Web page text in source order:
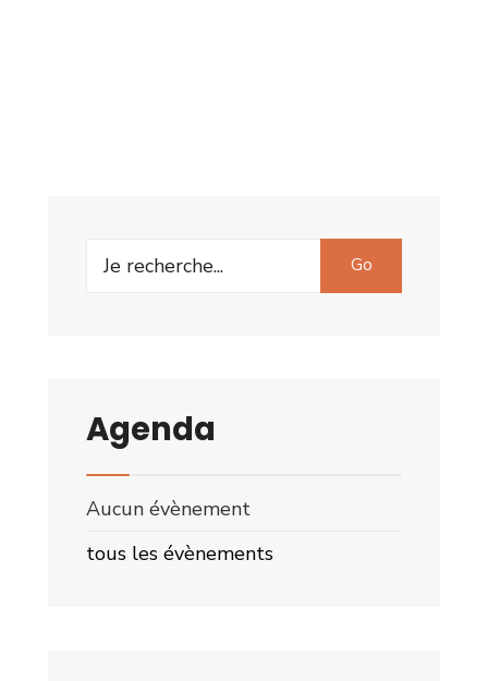
Search
Go
Agenda
Aucun évènement
tous les évènements